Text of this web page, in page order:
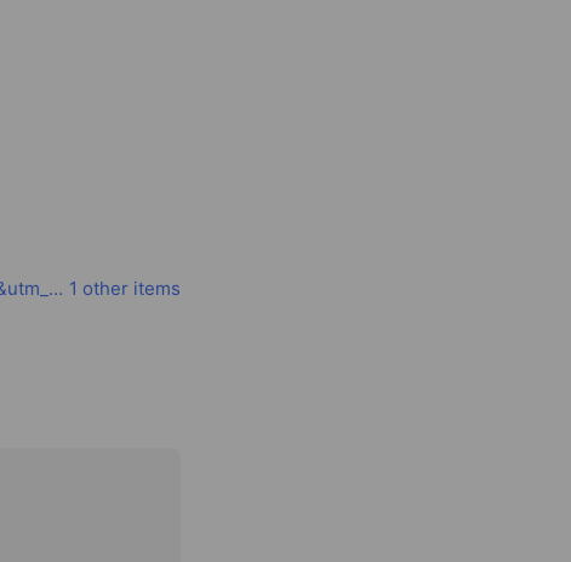
www.instagram.com/home_souzai?igsh=MXViZTkzaHdtc2ZqZg%3D%3D&utm_source=qr 1 other items